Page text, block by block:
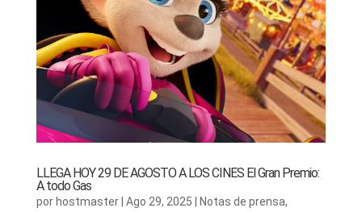
LLEGA HOY 29 DE AGOSTO A LOS CINES El Gran Premio:
A todo Gas
por hostmaster| Ago 29, 2025 Notas de prensa,